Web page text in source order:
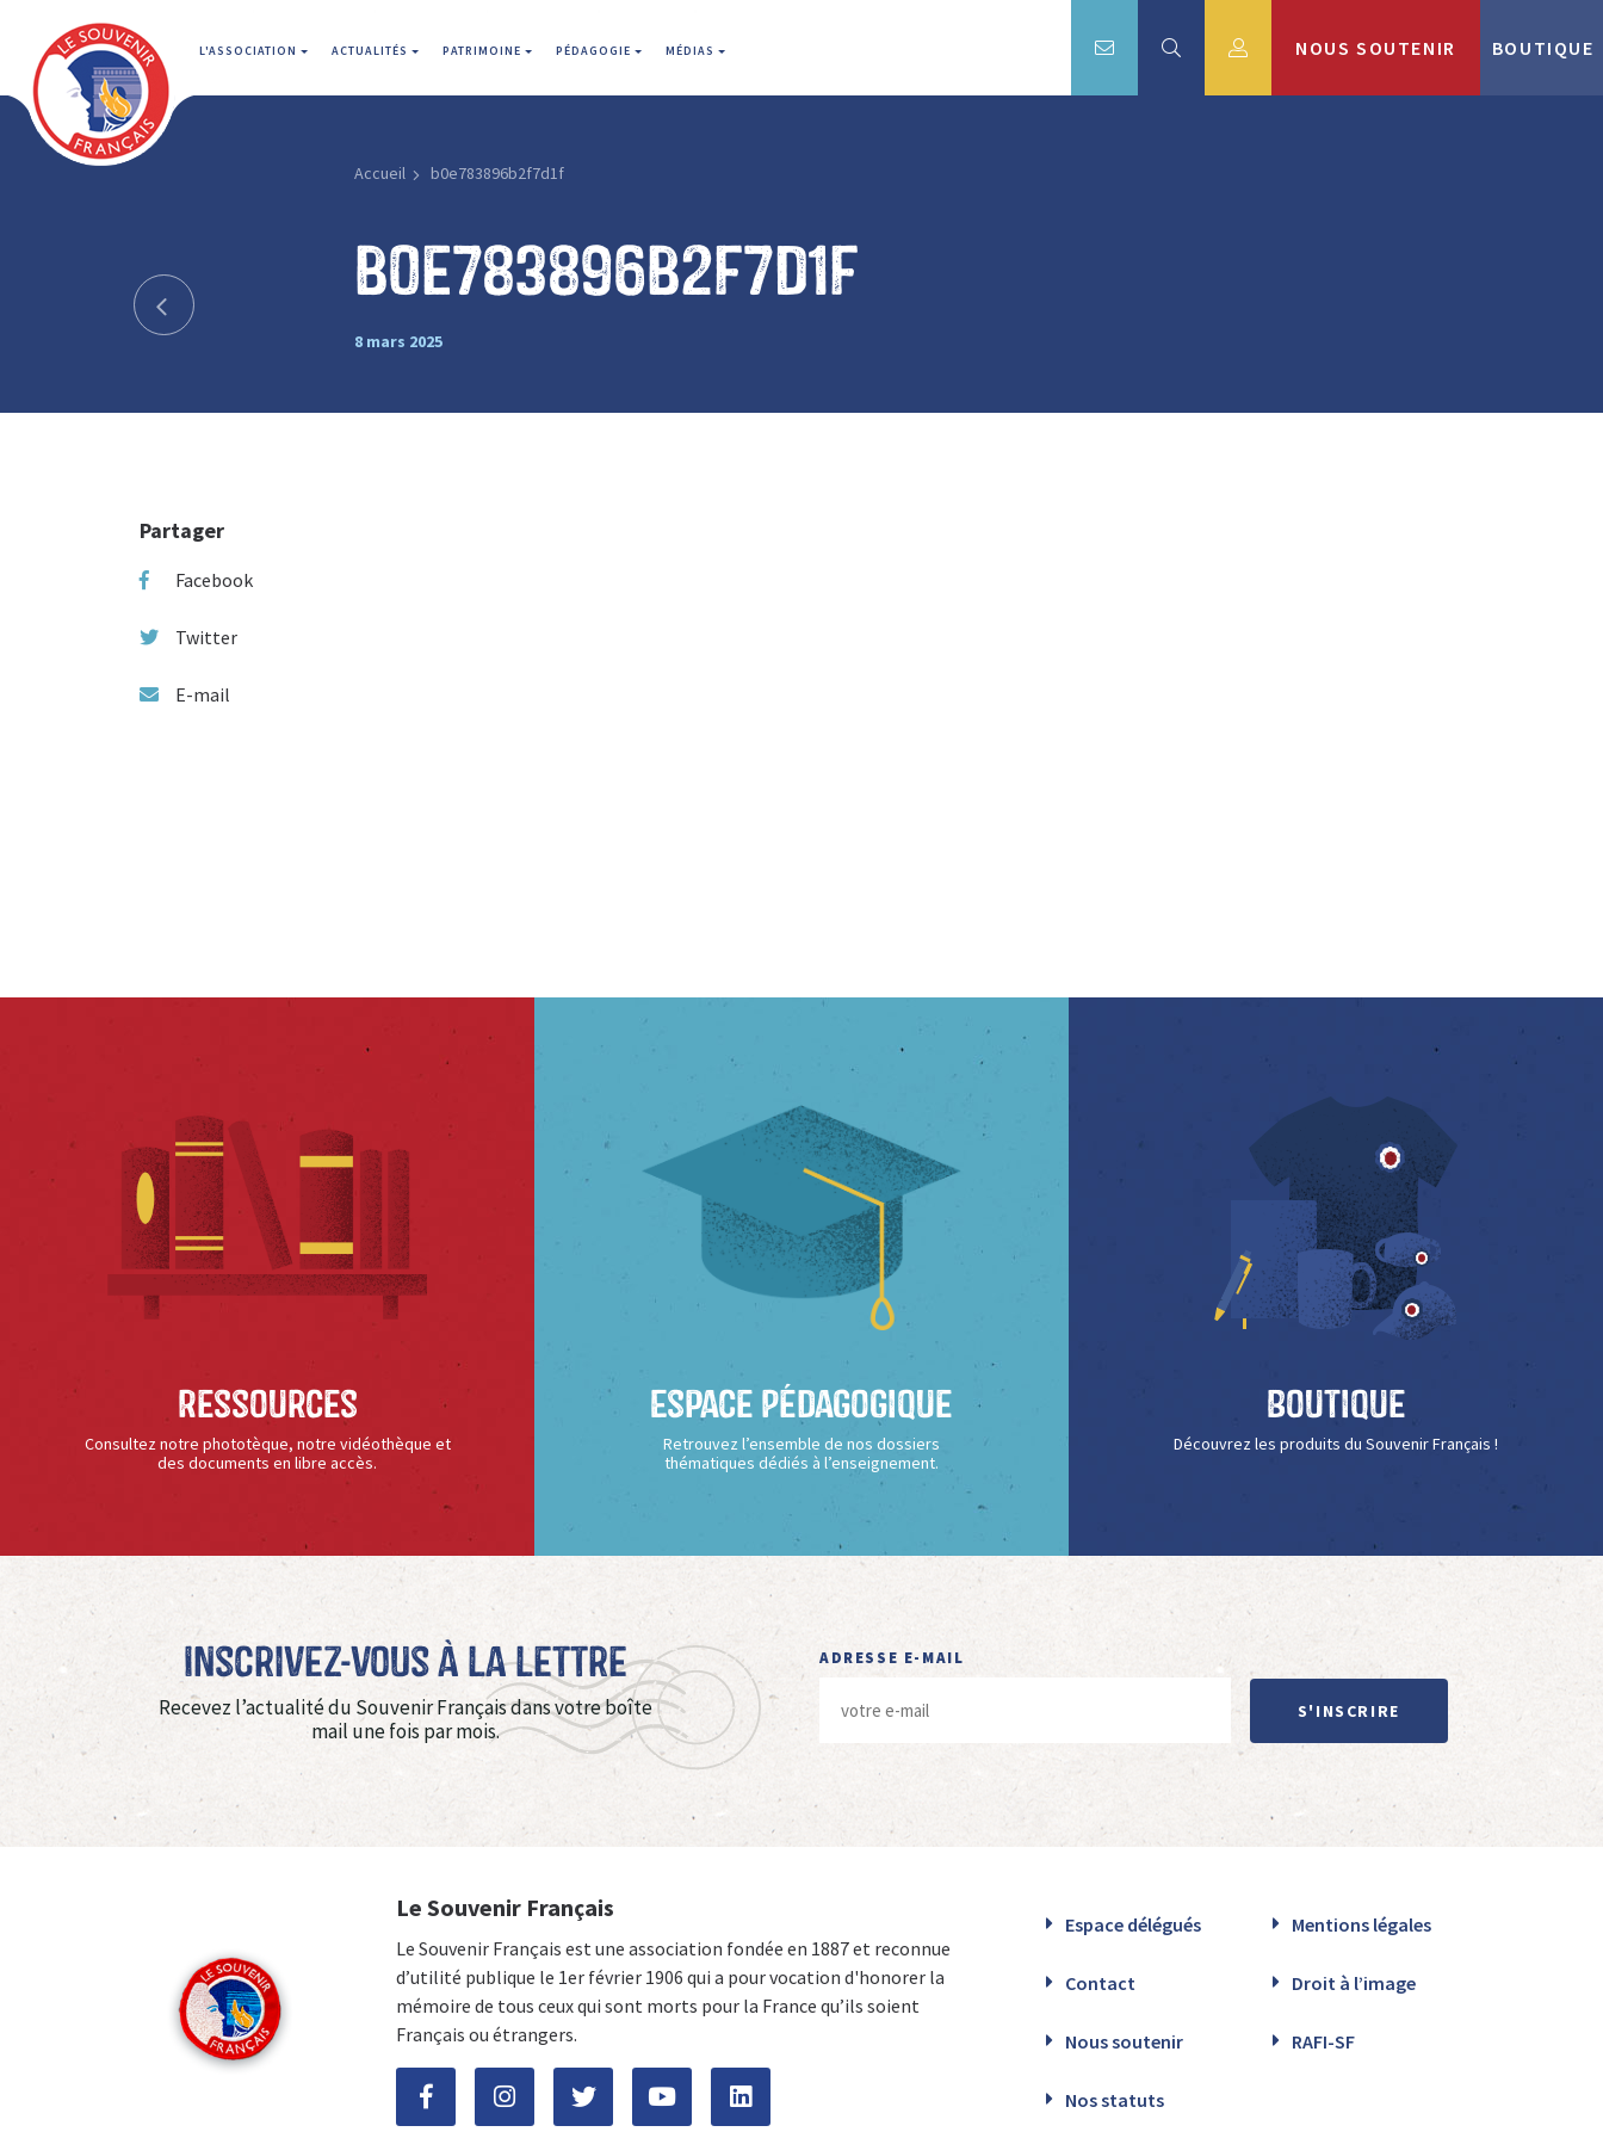
L'ASSOCIATION ACTUALITÉS PATRIMOINE PÉDAGOGIE MÉDIAS NOUS SOUTENIR BOUTIQUE
Accueil b0e783896b2f7d1f
b0e783896b2f7d1f
8 mars 2025
Partager
Facebook
Twitter
E-mail
Ressources
Consultez notre phototèque, notre vidéothèque et
des documents en libre accès.
Espace Pédagogique
Retrouvez l’ensemble de nos dossiers
thématiques dédiés à l’enseignement.
Boutique
Découvrez les produits du Souvenir Français !
Inscrivez-vous à La Lettre
Recevez l’actualité du Souvenir Français dans votre boîte
mail une fois par mois.
ADRESSE E-MAIL
S'INSCRIRE
Le Souvenir Français
Le Souvenir Français est une association fondée en 1887 et reconnue
d’utilité publique le 1er février 1906 qui a pour vocation d'honorer la
mémoire de tous ceux qui sont morts pour la France qu’ils soient
Français ou étrangers.
Espace délégués Mentions légales
Contact Droit à l’image
Nous soutenir RAFI-SF
Nos statuts